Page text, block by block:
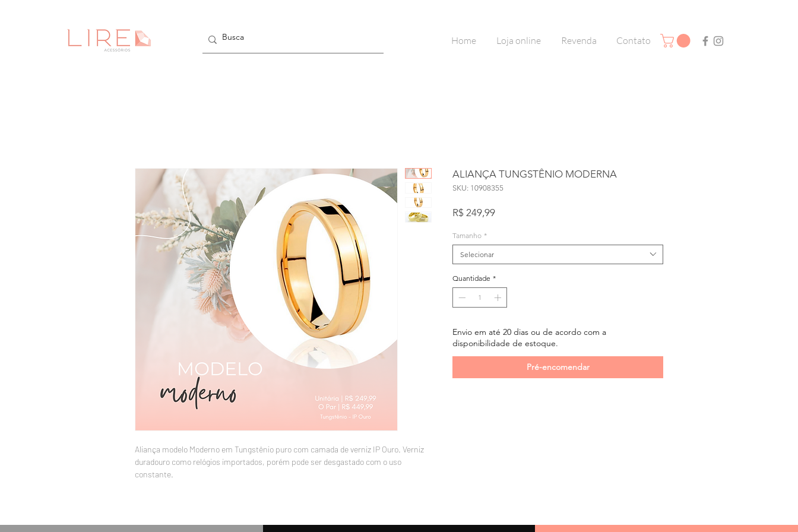
Home Loja online Revenda Contato
Aliança modelo Moderno em Tungstênio puro com camada de verniz IP Ouro. Verniz
duradouro como relógios importados, porém pode ser desgastado com o uso
constante.
praticamente impossível riscar, além de seu brilho intenso e duradouro.
ALIANÇA TUNGSTÊNIO MODERNA
SKU: 10908355
R$ 249,99Preço
Tamanho *
Selecionar
Quantidade *
Envio em até 20 dias ou de acordo com a
disponibilidade de estoque.
Pré-encomendar